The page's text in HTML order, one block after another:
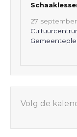
27
Volg de